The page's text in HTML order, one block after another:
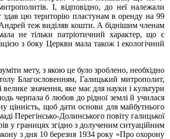
І, відповідно, до неї належали
здав цю територію пластунам в оренду на 99
Андрей теж виділяв кошти. А біднішим членам
не тільки патріотичний характер, що є
з боку Церкви мала також і екологічний
мету, з якою це було зроблено, необхідно
Благословенням, Галицький митрополит,
значення, яке має для науки і культури
черпала б любов до рідної землі й училася
цінність, щоб дати основи для майбутнього
Перегінсько-Долинського повіту галицької
у границях згідно з долученим ситуаційним
з дня 10 березня 1934 року «Про охорону